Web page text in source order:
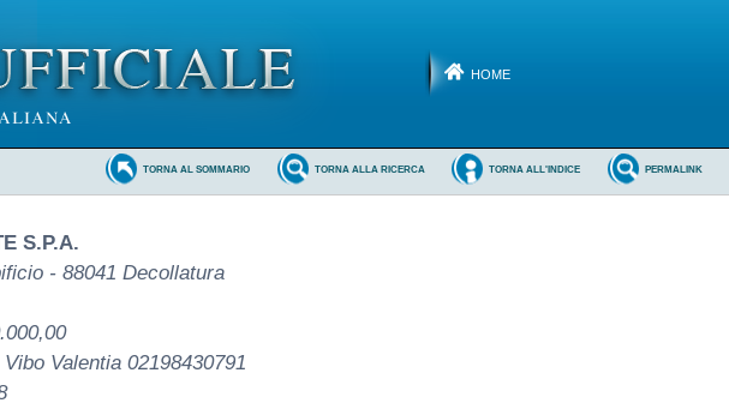
HOME
PERMALINK
TORNA ALL'INDICE
TORNA ALLA RICERCA
TORNA AL SOMMARIO
S.P.A.
- 88041 Decollatura
Valentia 02198430791